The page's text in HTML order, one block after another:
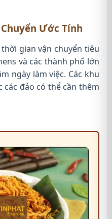
Ước Tính
gian vận chuyển tiêu
và các thành phố lớn
ngày làm việc. Các khu
các đảo có thể cần thêm